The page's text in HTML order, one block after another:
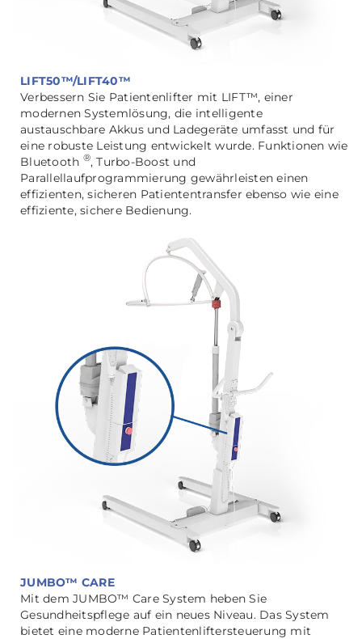
LIFT50™/LIFT40™
Verbessern Sie Patientenlifter mit LIFT™, einer
modernen Systemlösung, die intelligente
austauschbare Akkus und Ladegeräte umfasst und für
eine robuste Leistung entwickelt wurde. Funktionen wie
Bluetooth ®, Turbo-Boost und
Parallellaufprogrammierung gewährleisten einen
effizienten, sicheren Patiententransfer ebenso wie eine
effiziente, sichere Bedienung.
JUMBO™ CARE
Mit dem JUMBO™ Care System heben Sie
Gesundheitspflege auf ein neues Niveau. Das System
bietet eine moderne Patientenliftersteuerung mit